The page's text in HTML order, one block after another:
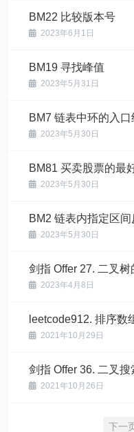
BM22 比较版本号
2023年6月1日
BM19 寻找峰值
2023年5月31日
BM7 链表中环的入口
2023年5月30日
BM81 买卖股票的最
2023年5月30日
BM2 链表内指定区间
2023年5月30日
剑指 Offer 27. 二叉树
2023年4月8日
leetcode912. 排序数
2021年10月29日
剑指 Offer 36. 二叉
2021年10月26日
下一